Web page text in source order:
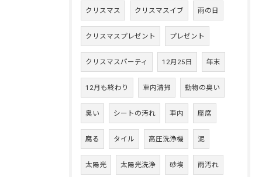
クリスマス クリスマスイブ 雨の日
クリスマスプレゼント プレゼント
クリスマスパーティ 12月25日 年末
12月も終わり 車内清掃 動物の臭い
臭い シートの汚れ 車内 座席
腐る タイル 高圧洗浄機 泥
太陽光 太陽光洗浄 砂埃 雨汚れ